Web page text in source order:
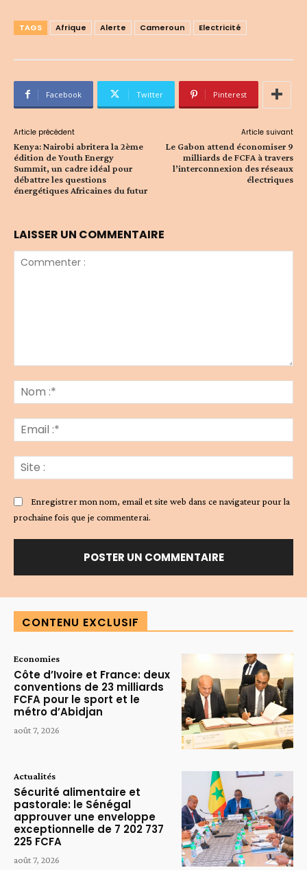
TAGS Afrique Alerte Cameroun Electricité
Facebook Twitter Pinterest
Article précédent
Kenya: Nairobi abritera la 2ème
édition de Youth Energy
Summit, un cadre idéal pour
débattre les questions
énergétiques Africaines du futur
Article suivant
Le Gabon attend économiser 9
milliards de FCFA à travers
l’interconnexion des réseaux
électriques
LAISSER UN COMMENTAIRE
:*
:*
:
Enregistrer mon nom, email et site web dans ce navigateur pour la
prochaine fois que je commenterai.
CONTENU EXCLUSIF
Economies
Côte d’Ivoire et France: deux
conventions de 23 milliards
FCFA pour le sport et le
métro d’Abidjan
août 7, 2026
Actualités
Sécurité alimentaire et
pastorale: le Sénégal
approuver une enveloppe
exceptionnelle de 7 202 737
225 FCFA
août 7, 2026